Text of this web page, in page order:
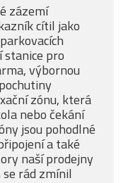
zázemí
cítil jako
stanice pro
výbornou
zónu, která
nebo čekání
jsou pohodlné
a také
naší prodejny
rád zmínil